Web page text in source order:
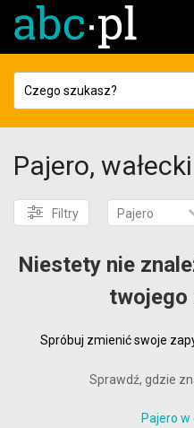
Pajero, wałecki
Filtry Pajero
Niestety nie
twojego
Spróbuj zmienić swoje
Sprawdź, gdzie
Pajero w